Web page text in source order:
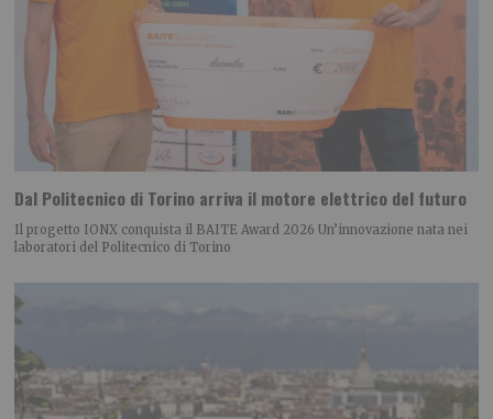
Dal Politecnico di Torino arriva il motore elettrico del futuro
Il progetto IONX conquista il BAITE Award 2026 Un’innovazione nata nei
laboratori del Politecnico di Torino